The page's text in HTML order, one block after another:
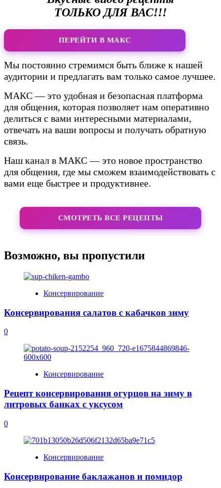
ТОЛЬКО ДЛЯ ВАС!!!
ПЕРЕЙТИ В МАКС
Мы постоянно стремимся быть ближе к нашей
аудитории и предлагать вам только самое лучшее.
МАКС — это удобная и безопасная платформа
для общения, которая позволяет нам оперативно
делиться с вами интересными материалами,
отвечать на ваши вопросы и получать обратную
связь.
Наш канал в МАКС — это новое пространство
для общения, где мы сможем взаимодействовать с
вами еще быстрее и продуктивнее.
СМОТРЕТЬ ВСЕ РЕЦЕПТЫ
Возможно, вы пропустили
Консервирование
Консервирования салатов с кабачков зиму
0
Консервирование
Рецепт консервирования огурцов на зиму в
литровых банках с уксусом
0
Консервирование
Консервирование баклажанов и помидор